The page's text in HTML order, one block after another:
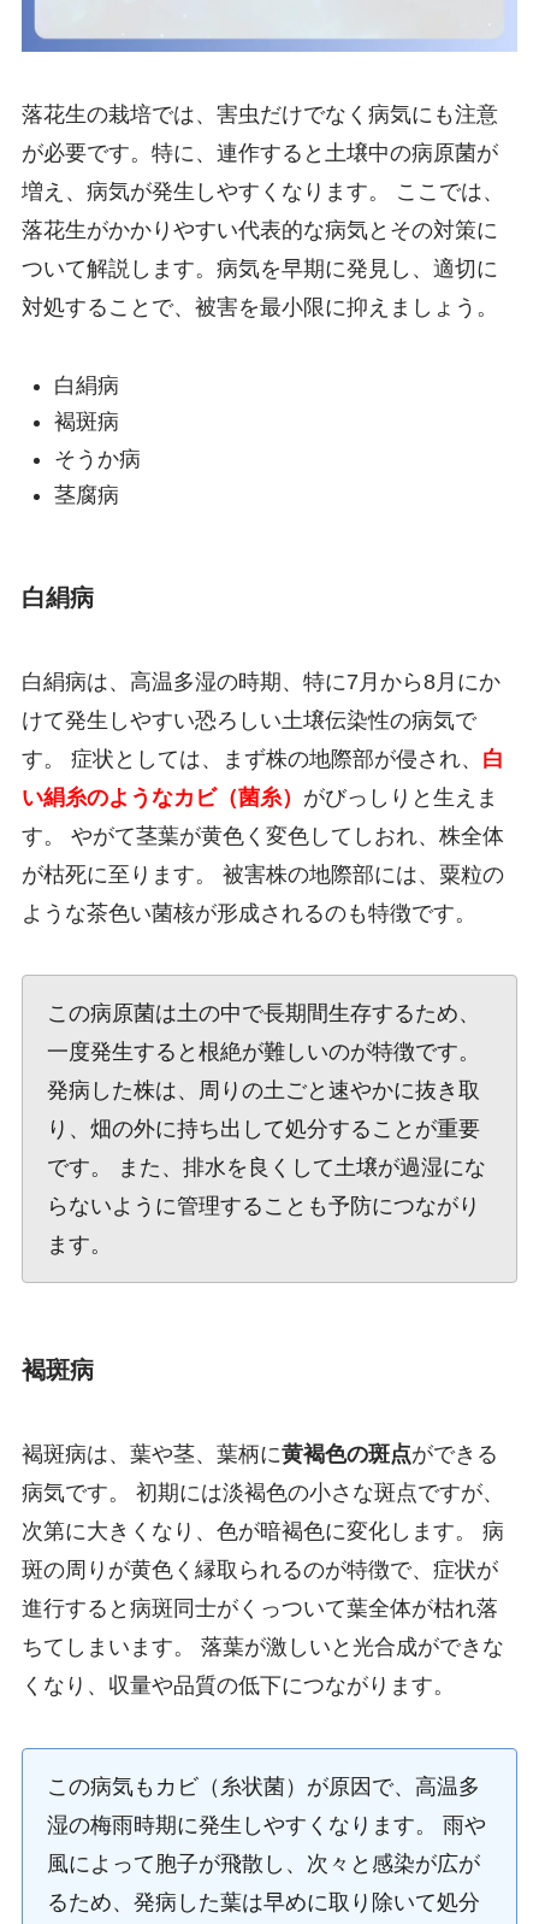
落花生の栽培では、害虫だけでなく病気にも注意
が必要です。特に、連作すると土壌中の病原菌が
増え、病気が発生しやすくなります。 ここでは、
落花生がかかりやすい代表的な病気とその対策に
ついて解説します。病気を早期に発見し、適切に
対処することで、被害を最小限に抑えましょう。
白絹病
褐斑病
そうか病
茎腐病
白絹病
白絹病は、高温多湿の時期、特に7月から8月にか
けて発生しやすい恐ろしい土壌伝染性の病気で
す。 症状としては、まず株の地際部が侵され、 白
い絹糸のようなカビ（菌糸） がびっしりと生えま
す。 やがて茎葉が黄色く変色してしおれ、株全体
が枯死に至ります。 被害株の地際部には、粟粒の
ような茶色い菌核が形成されるのも特徴です。
この病原菌は土の中で長期間生存するため、
一度発生すると根絶が難しいのが特徴です。
発病した株は、周りの土ごと速やかに抜き取
り、畑の外に持ち出して処分することが重要
です。 また、排水を良くして土壌が過湿にな
らないように管理することも予防につながり
ます。
褐斑病
褐斑病は、葉や茎、葉柄に黄褐色の斑点ができる
病気です。 初期には淡褐色の小さな斑点ですが、
次第に大きくなり、色が暗褐色に変化します。 病
斑の周りが黄色く縁取られるのが特徴で、症状が
進行すると病斑同士がくっついて葉全体が枯れ落
ちてしまいます。 落葉が激しいと光合成ができな
くなり、収量や品質の低下につながります。
この病気もカビ（糸状菌）が原因で、高温多
湿の梅雨時期に発生しやすくなります。 雨や
風によって胞子が飛散し、次々と感染が広が
るため、発病した葉は早めに取り除いて処分